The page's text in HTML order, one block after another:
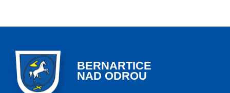
BERNARTICE
NAD ODROU